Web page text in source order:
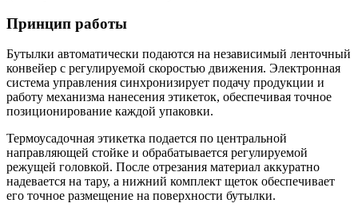
Принцип работы
Бутылки автоматически подаются на независимый ленточный
конвейер с регулируемой скоростью движения. Электронная
система управления синхронизирует подачу продукции и
работу механизма нанесения этикеток, обеспечивая точное
позиционирование каждой упаковки.
Термоусадочная этикетка подается по центральной
направляющей стойке и обрабатывается регулируемой
режущей головкой. После отрезания материал аккуратно
надевается на тару, а нижний комплект щеток обеспечивает
его точное размещение на поверхности бутылки.